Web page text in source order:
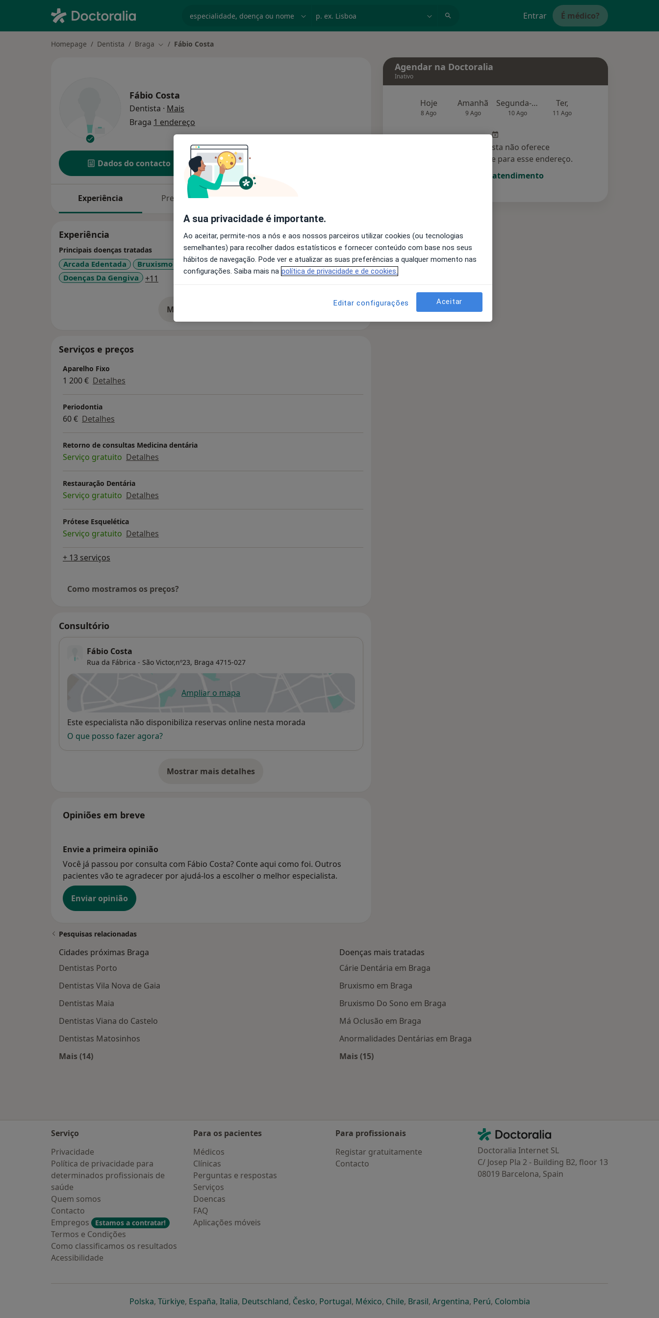
Entrar É médico?
Homepage Dentista Braga Mudar de cidade
Fábio Costa
Fábio Costa
Dentista · Mais
Braga 1 endereço
Dados do contacto Solicite um atendimento
Experiência Preços
Experiência
Principais doenças tratadas
Arcada Edentada Bruxismo Do Sono Gengivite
Abscesso Periodontal
Doenças Da Gengiva
+11 a11y_sr_more_diseases
Mostrar mais detalhes
Serviços e preços
Aparelho Fixo
1 200 € Detalhes
Periodontia
60 € Detalhes
Retorno de consultas Medicina dentária
Serviço gratuito Detalhes
Restauração Dentária
Serviço gratuito Detalhes
Prótese Esquelética
Serviço gratuito Detalhes
+ 13 serviços
Como mostramos os preços?
Consultório
Fábio Costa
Rua da Fábrica - São Victor,nº23, Braga 4715-027
Ampliar o mapaabre num novo separador
Disponibilidade
Este especialista não disponibiliza reservas online nesta morada
O que posso fazer agora?
Mostrar mais detalhes
sobre o endereço
Opiniões em breve
Envie a primeira opinião
Você já passou por consulta com Fábio Costa? Conte aqui como foi. Outros
pacientes vão te agradecer por ajudá-los a escolher o melhor especialista.
Enviar opinião
Agendar na Doctoralia
Inativo
Hoje
8 Ago
Amanhã
9 Ago
Segunda-feira
10 Ago
Ter,
11 Ago
Esse especialista não oferece
agendamento online para esse endereço.
Solicite um atendimento
Pesquisas relacionadas
Cidades próximas Braga
Dentistas Porto
Dentistas Vila Nova de Gaia
Dentistas Maia
Dentistas Viana do Castelo
Dentistas Matosinhos
Mais (14)
Doenças mais tratadas
Cárie Dentária em Braga
Bruxismo em Braga
Bruxismo Do Sono em Braga
Má Oclusão em Braga
Anormalidades Dentárias em Braga
Mais (15)
Serviço
Privacidade
Política de privacidade para
determinados profissionais de
saúde
Quem somos
Contacto
Empregos
Estamos a contratar!
Termos e Condições
Como classificamos os resultados
Acessibilidade
Para os pacientes
Médicos
Clínicas
Perguntas e respostas
Serviços
Doencas
FAQ
Aplicações móveis
Para profissionais
Registar gratuitamente
Contacto
Contacto
Doctoralia - Homepage
Doctoralia Internet SL
C/ Josep Pla 2 - Building B2, floor 13
08019 Barcelona, Spain
Polskaabre num novo separador
, Türkiyeabre num novo separador
, Españaabre num novo separador
, Italiaabre num novo separador
, Deutschlandabre num novo separador
, Českoabre num novo separador
, Portugalabre num novo separador
, Méxicoabre num novo separador
, Chileabre num novo separador
, Brasilabre num novo separador
, Argentinaabre num novo separador
, Perúabre num novo separador
, Colombiaabre num novo separador
A sua privacidade é importante.
Ao aceitar, permite-nos a nós e aos nossos parceiros utilizar cookies (ou tecnologias
semelhantes) para recolher dados estatísticos e fornecer conteúdo com base nos seus
hábitos de navegação. Pode ver e atualizar as suas preferências a qualquer momento nas
configurações. Saiba mais na política de privacidade e de cookies.
Editar configurações Aceitar